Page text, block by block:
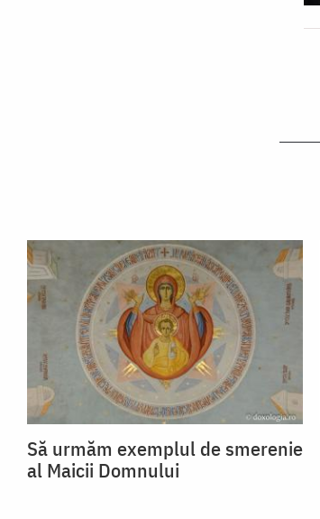
Să urmăm exemplul de smerenie
al Maicii Domnului